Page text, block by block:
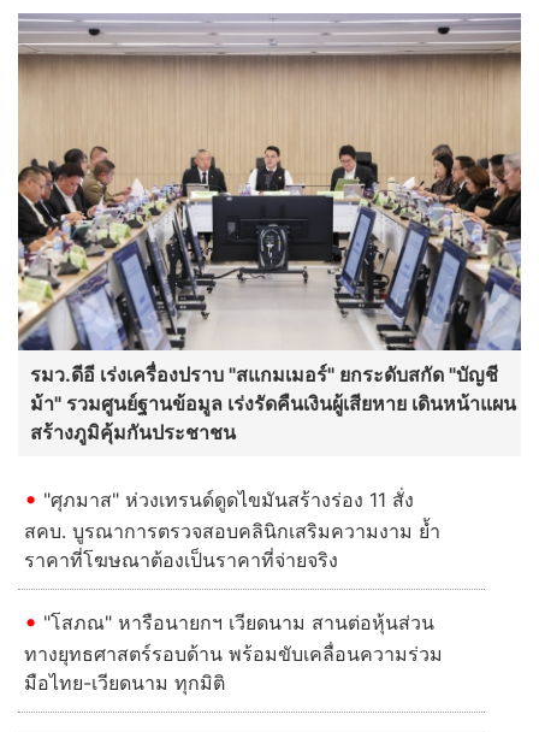
รมว.ดีอี เร่งเครื่องปราบ "สแกมเมอร์" ยกระดับสกัด "บัญชี
ม้า" รวมศูนย์ฐานข้อมูล เร่งรัดคืนเงินผู้เสียหาย เดินหน้าแผน
สร้างภูมิคุ้มกันประชาชน
"ศุภมาส" ห่วงเทรนด์ดูดไขมันสร้างร่อง 11 สั่ง
สคบ. บูรณาการตรวจสอบคลินิกเสริมความงาม ย้ำ
ราคาที่โฆษณาต้องเป็นราคาที่จ่ายจริง
"โสภณ" หารือนายกฯ เวียดนาม สานต่อหุ้นส่วน
ทางยุทธศาสตร์รอบด้าน พร้อมขับเคลื่อนความร่วม
มือไทย-เวียดนาม ทุกมิติ